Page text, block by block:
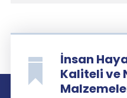
İnsan
Kaliteli ve